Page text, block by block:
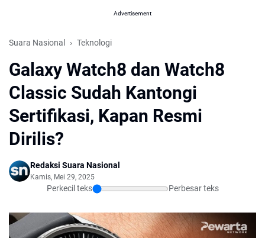
Advertisement
Suara Nasional Teknologi
Galaxy Watch8 dan Watch8
Classic Sudah Kantongi
Sertifikasi, Kapan Resmi
Dirilis?
Redaksi Suara Nasional
Kamis, Mei 29, 2025
Perkecil teks Perbesar teks